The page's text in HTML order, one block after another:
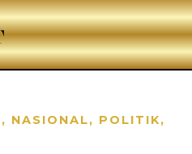
, NASIONAL, POLITIK,